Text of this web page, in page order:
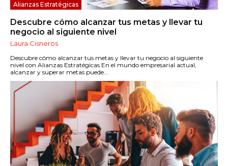
Alianzas Estratégicas
Descubre cómo alcanzar tus metas y llevar tu
negocio al siguiente nivel
Laura Cisneros
Descubre cómo alcanzar tus metas y llevar tu negocio al siguiente
nivel con Alianzas Estratégicas En el mundo empresarial actual,
alcanzar y superar metas puede...